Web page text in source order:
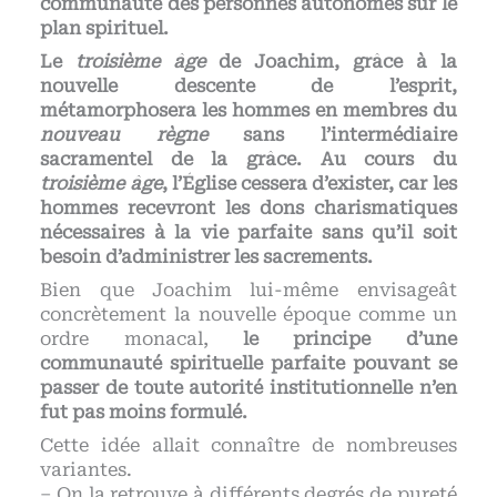
plan spirituel.
Le troisième âgede Joachim, grâce à la
nouvelle descente de l’esprit,
métamorphosera les hommes en membres du
nouveau règnesans l’intermédiaire
sacramentel de la grâce. Au cours du
troisième âge, l’Église cessera d’exister, car les
hommes recevront les dons charismatiques
nécessaires à la vie parfaite sans qu’il soit
besoin d’administrer les sacrements.
Bien que Joachim lui-même envisageât
concrètement la nouvelle époque comme un
ordre monacal, le principe d’une
communauté spirituelle parfaite pouvant se
passer de toute autorité institutionnelle n’en
fut pas moins formulé.
Cette idée allait connaître de nombreuses
variantes.